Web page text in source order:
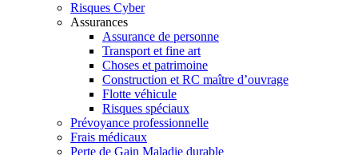
Risques Cyber
Assurances
Assurance de personne
Transport et fine art
Choses et patrimoine
Construction et RC maître d’ouvrage
Flotte véhicule
Risques spéciaux
Prévoyance professionnelle
Frais médicaux
Perte de Gain Maladie durable